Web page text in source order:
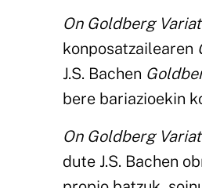
On Goldberg
konposatzailearen
J.S. Bachen
bere bariazioekin
On Goldberg
dute J.S. Bachen